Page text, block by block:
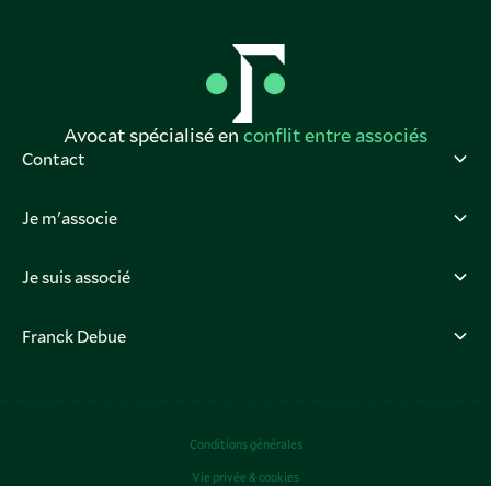
Avocat spécialisé en conflit entre associés
Contact
Je m'associe
Je suis associé
Franck Debue
Conditions générales
Vie privée & cookies